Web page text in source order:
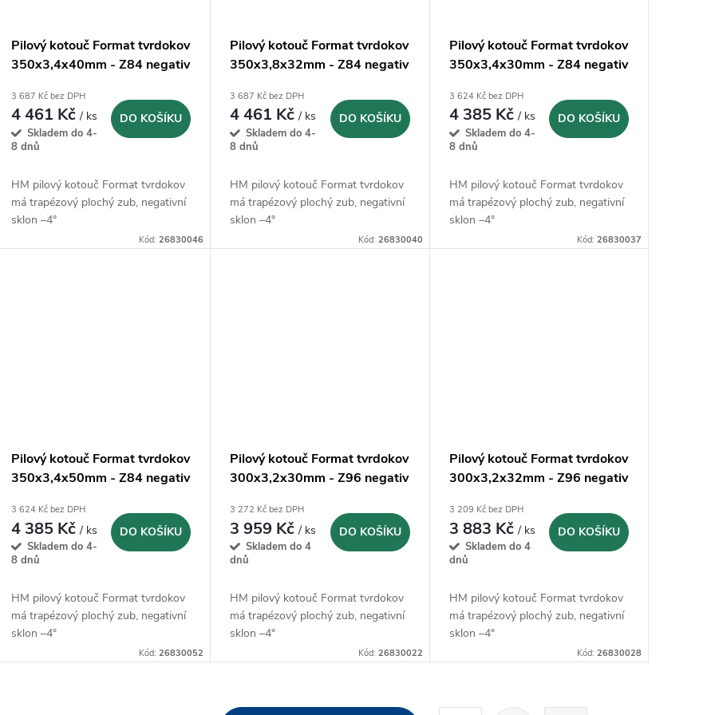
Pilový kotouč Format tvrdokov
350x3,4x40mm - Z84 negativ
3 687 Kč bez DPH
4 461 Kč/ ks
Skladem do 4-
8 dnů
DO KOŠÍKU
HM pilový kotouč Format tvrdokov
má trapézový plochý zub, negativní
sklon –4°
Kód:26830046
Pilový kotouč Format tvrdokov
350x3,8x32mm - Z84 negativ
3 687 Kč bez DPH
4 461 Kč/ ks
Skladem do 4-
8 dnů
DO KOŠÍKU
HM pilový kotouč Format tvrdokov
má trapézový plochý zub, negativní
sklon –4°
Kód: 26830040
Pilový kotouč Format tvrdokov
350x3,4x30mm - Z84 negativ
3 624 Kč bez DPH
4 385 Kč/ ks
Skladem do 4-
8 dnů
DO KOŠÍKU
HM pilový kotouč Format tvrdokov
má trapézový plochý zub, negativní
sklon –4°
Kód: 26830037
Pilový kotouč Format tvrdokov
350x3,4x50mm - Z84 negativ
3 624 Kč bez DPH
4 385 Kč/ ks
Skladem do 4-
8 dnů
DO KOŠÍKU
HM pilový kotouč Format tvrdokov
má trapézový plochý zub, negativní
sklon –4°
Kód:26830052
Pilový kotouč Format tvrdokov
300x3,2x30mm - Z96 negativ
3 272 Kč bez DPH
3 959 Kč/ ks
Skladem do 4
dnů
DO KOŠÍKU
HM pilový kotouč Format tvrdokov
má trapézový plochý zub, negativní
sklon –4°
Kód: 26830022
Pilový kotouč Format tvrdokov
300x3,2x32mm - Z96 negativ
3 209 Kč bez DPH
3 883 Kč/ ks
Skladem do 4
dnů
DO KOŠÍKU
HM pilový kotouč Format tvrdokov
má trapézový plochý zub, negativní
sklon –4°
Kód: 26830028